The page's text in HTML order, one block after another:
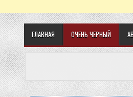
ГЛАВНАЯ ОЧЕНЬ ЧЕРНЫЙ